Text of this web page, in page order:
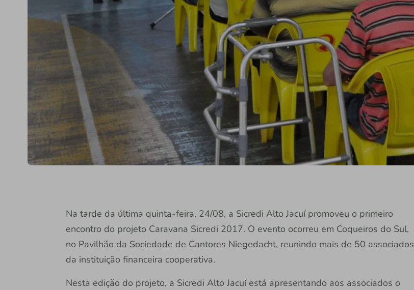
Na tarde da última quinta-feira, 24/08, a Sicredi Alto Jacuí promoveu o primeiro
encontro do projeto Caravana Sicredi 2017. O evento ocorreu em Coqueiros do Sul,
no Pavilhão da Sociedade de Cantores Niegedacht, reunindo mais de 50 associados
da instituição financeira cooperativa.
Nesta edição do projeto, a Sicredi Alto Jacuí está apresentando aos associados o